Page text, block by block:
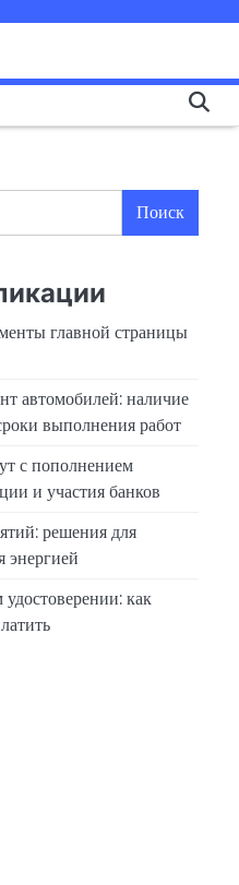
Поиск
главной страницы
автомобилей: наличие
выполнения работ
с пополнением
и участия банков
решения для
энергией
как